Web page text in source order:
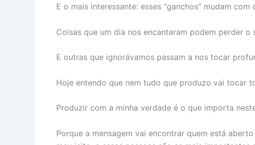
E o mais interessante: esses “ganchos” mudam com
Coisas que um dia nos encantaram podem perder o
E outras que ignorávamos passam a nos tocar
Hoje entendo que nem tudo que produzo vai tocar
Produzir com a minha verdade é o que importa
Porque a mensagem vai encontrar quem está